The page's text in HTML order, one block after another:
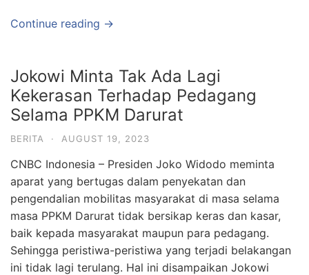
Continue reading →
Jokowi Minta Tak Ada Lagi
Kekerasan Terhadap Pedagang
Selama PPKM Darurat
BERITA · AUGUST 19, 2023
CNBC Indonesia – Presiden Joko Widodo meminta
aparat yang bertugas dalam penyekatan dan
pengendalian mobilitas masyarakat di masa selama
masa PPKM Darurat tidak bersikap keras dan kasar,
baik kepada masyarakat maupun para pedagang.
Sehingga peristiwa-peristiwa yang terjadi belakangan
ini tidak lagi terulang. Hal ini disampaikan Jokowi